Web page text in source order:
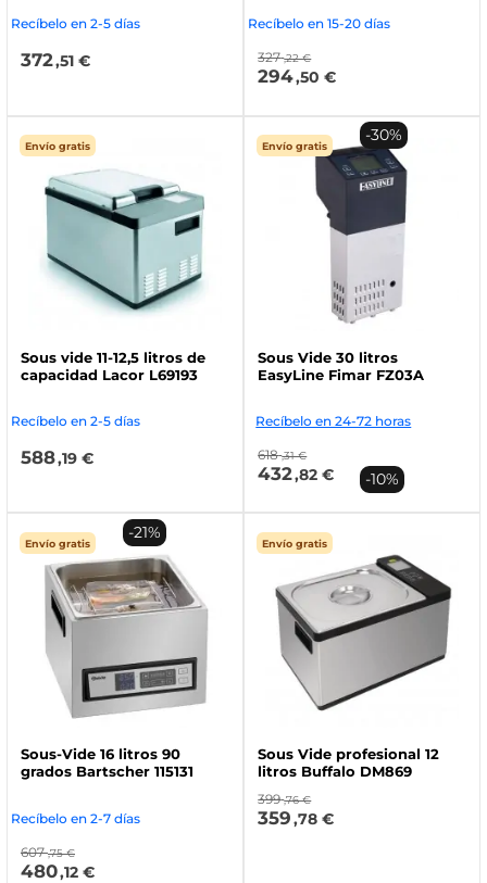
Recíbelo en 2-5 días
372,51 €
Recíbelo en 15-20 días
327 ,22 €
294,50 €
Envío gratis
Sous vide 11-12,5 litros de
capacidad Lacor L69193
Recíbelo en 2-5 días
588,19 €
Envío gratis
Sous Vide 30 litros
EasyLine Fimar FZ03A
Recíbelo en 24-72 horas
618 ,31 €
432,82 €
-30%
Envío gratis
Sous-Vide 16 litros 90
grados Bartscher 115131
Recíbelo en 2-7 días
607 ,75 €
480,12 €
-21%
Envío gratis
Sous Vide profesional 12
litros Buffalo DM869
399 ,76 €
359,78 €
-10%